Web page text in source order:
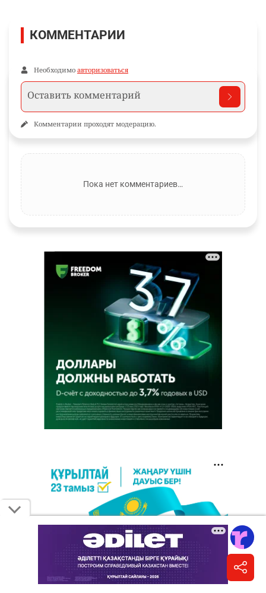
КОММЕНТАРИИ
Необходимо авторизоваться
Комментарии проходят модерацию.
Пока нет комментариев…
Мария Пичененко • фото
Компания по управлению
возвращёнными активами продала